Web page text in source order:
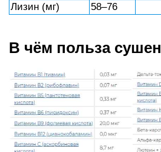
Лизин (мг)
58–76
В чём польза